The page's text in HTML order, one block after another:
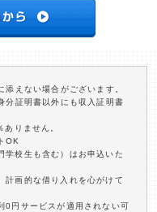
えない場合がございます。
証明書以外にも収入証明書
りません。
OK
学校生も含む）はお申込いた
計画的な借り入れを心がけて
0円サービスが適用されない可